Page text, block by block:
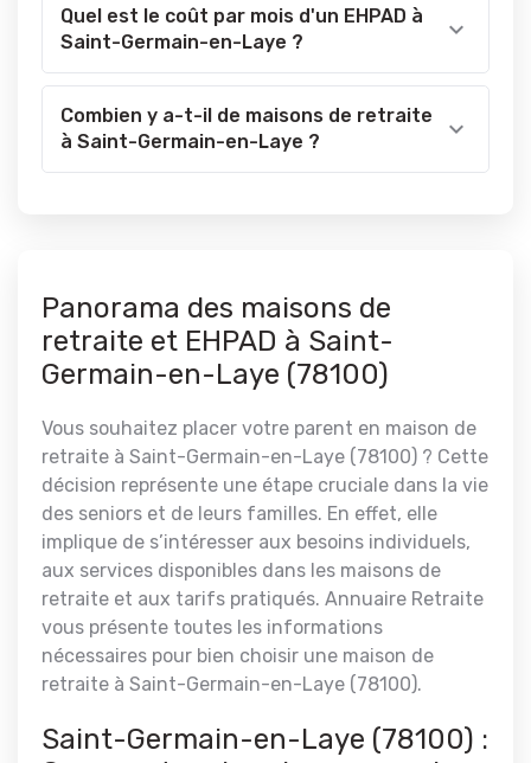
Quel est le coût par mois d'un EHPAD à
Saint-Germain-en-Laye ?
Combien y a-t-il de maisons de retraite
à Saint-Germain-en-Laye ?
Panorama des maisons de
retraite et EHPAD à Saint-
Germain-en-Laye (78100)
Vous souhaitez placer votre parent en maison de
retraite à Saint-Germain-en-Laye (78100) ? Cette
décision représente une étape cruciale dans la vie
des seniors et de leurs familles. En effet, elle
implique de s’intéresser aux besoins individuels,
aux services disponibles dans les maisons de
retraite et aux tarifs pratiqués. Annuaire Retraite
vous présente toutes les informations
nécessaires pour bien choisir une maison de
retraite à Saint-Germain-en-Laye (78100).
Saint-Germain-en-Laye (78100) :